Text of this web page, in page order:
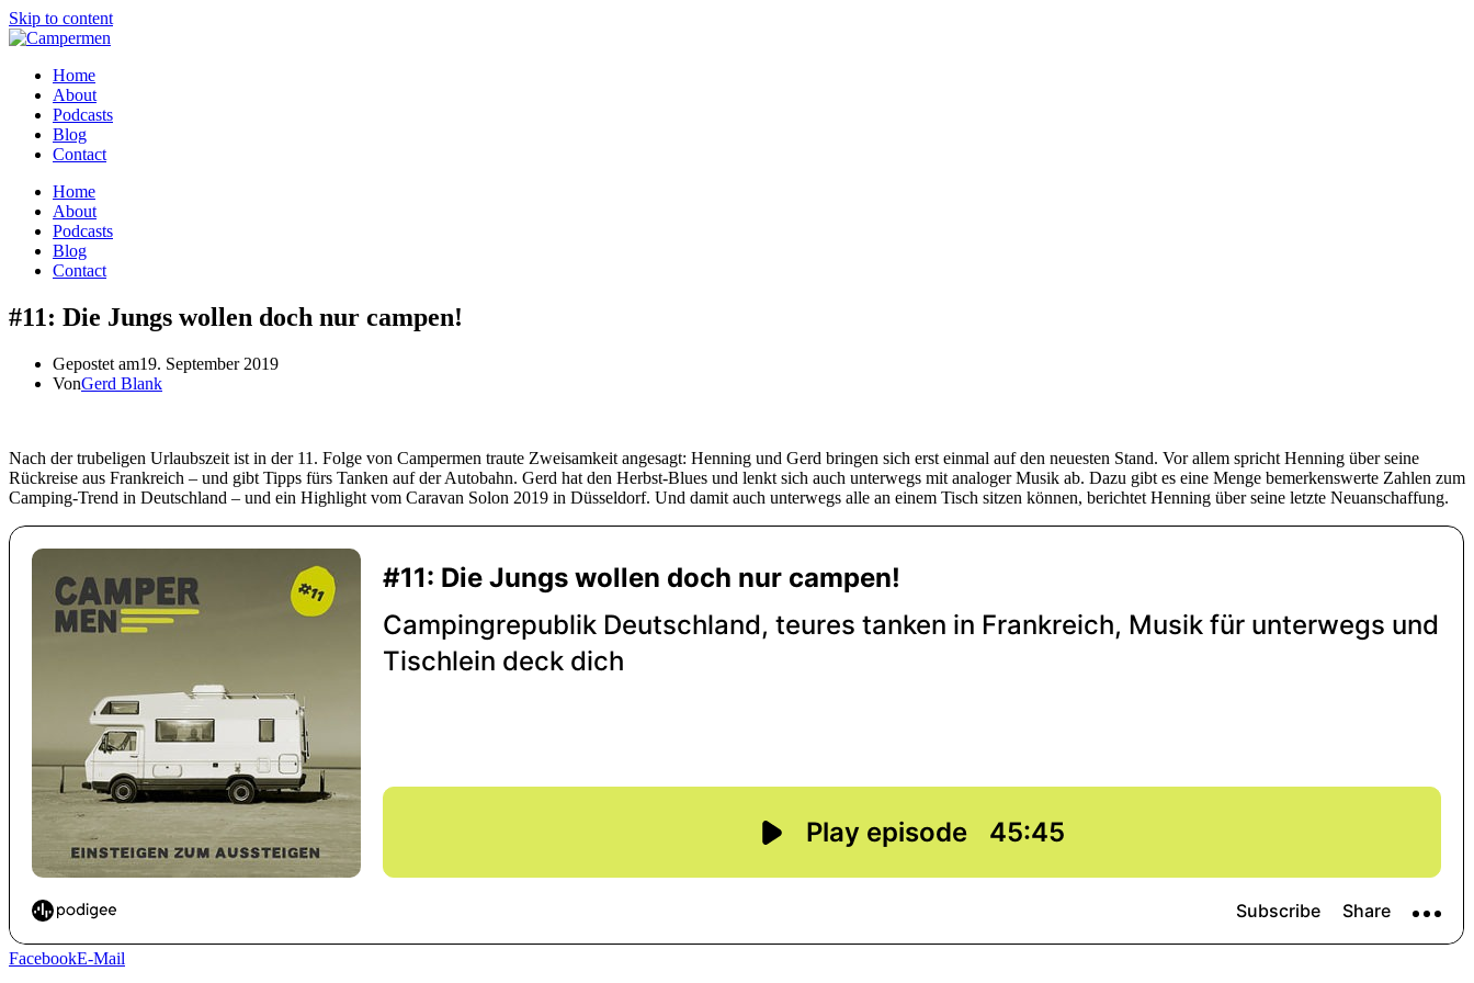
Skip to content
Home
About
Podcasts
Blog
Contact
Home
About
Podcasts
Blog
Contact
#11: Die Jungs wollen doch nur campen!
Gepostet am19. September 2019
VonGerd Blank
Nach der trubeligen Urlaubszeit ist in der 11. Folge von Campermen traute Zweisamkeit angesagt: Henning und Gerd bringen sich erst einmal auf den neuesten Stand. Vor allem spricht Henning über seine
Rückreise aus Frankreich – und gibt Tipps fürs Tanken auf der Autobahn. Gerd hat den Herbst-Blues und lenkt sich auch unterwegs mit analoger Musik ab. Dazu gibt es eine Menge bemerkenswerte Zahlen zum
Camping-Trend in Deutschland – und ein Highlight vom Caravan Solon 2019 in Düsseldorf. Und damit auch unterwegs alle an einem Tisch sitzen können, berichtet Henning über seine letzte Neuanschaffung.
FacebookE-Mail